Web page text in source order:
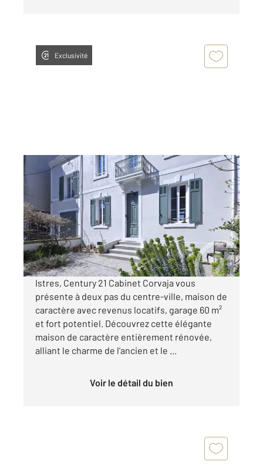
Exclusivité
ISTRES 13
2, 5 pièces
Ref : 2306
Maison à vendre
549 000 €
Visiter le site dédié
Istres, Century 21 Cabinet Corvaja vous
présente à deux pas du centre-ville, maison de
caractère avec revenus locatifs, garage 60 m²
et fort potentiel. Découvrez cette élégante
maison de caractère entièrement rénovée,
alliant le charme de l'ancien et le ...
Voir le détail du bien